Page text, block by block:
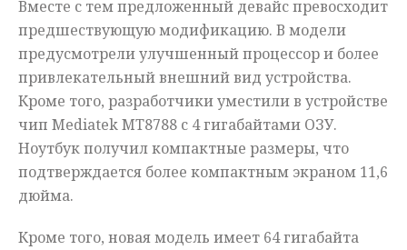
Вместе с тем предложенный девайс превосходит
предшествующую модификацию. В модели
предусмотрели улучшенный процессор и более
привлекательный внешний вид устройства.
Кроме того, разработчики уместили в устройстве
чип Mediatek MT8788 с 4 гигабайтами ОЗУ.
Ноутбук получил компактные размеры, что
подтверждается более компактным экраном 11,6
дюйма.
Кроме того, новая модель имеет 64 гигабайта